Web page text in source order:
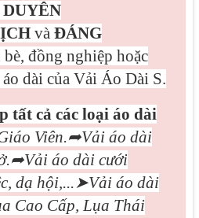
DUYÊN
và ĐÁNG
đồng nghiệp hoặc
dài của Vải Áo Dài S.
tất cả các loại áo dài
Viên.➦Vải áo dài
➦Vải áo dài cưới
dạ hội,...➤Vải áo dài
Cao Cấp, Lụa Thái